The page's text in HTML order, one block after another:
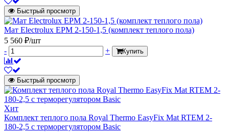
Быстрый просмотр
Мат Electrolux EPM 2-150-1,5 (комплект теплого пола)
5 560 ₽/шт
-
+ Купить
Быстрый просмотр
Хит
Комплект теплого пола Royal Thermo EasyFix Mat RTEM 2-
180-2,5 с терморегулятором Basic